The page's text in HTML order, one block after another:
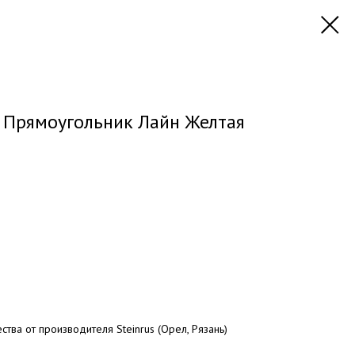
Лайн Желтая
от производителя Steinrus (Орел, Рязань)